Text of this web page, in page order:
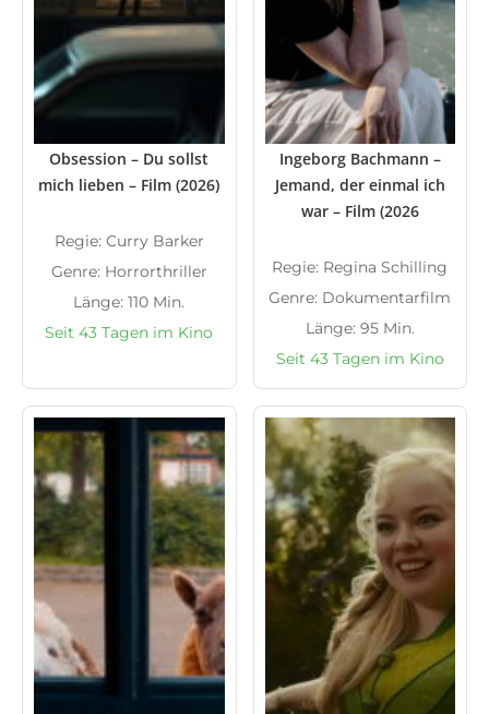
Obsession – Du sollst
mich lieben – Film (2026)
Regie: Curry Barker
Genre: Horrorthriller
Länge: 110 Min.
Seit 43 Tagen im Kino
Ingeborg Bachmann –
Jemand, der einmal ich
war – Film (2026
Regie: Regina Schilling
Genre: Dokumentarfilm
Länge: 95 Min.
Seit 43 Tagen im Kino